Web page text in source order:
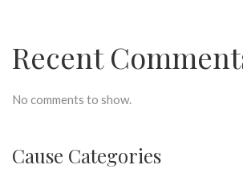
Recent
No comments to show.
Cause Categories